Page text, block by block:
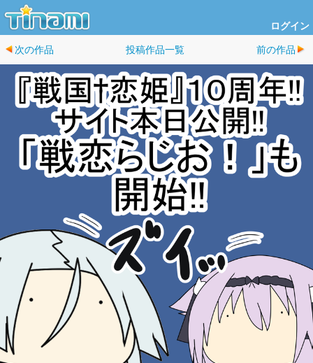
ログイン
次の作品 投稿作品一覧 前の作品